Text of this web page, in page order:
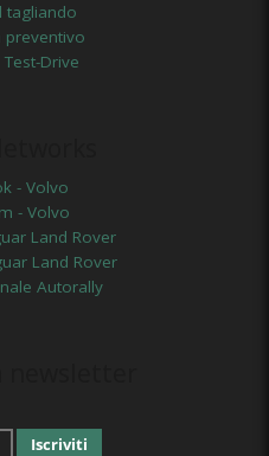
tagliando
preventivo
Drive
- Volvo
- Volvo
Land Rover
Land Rover
Autorally